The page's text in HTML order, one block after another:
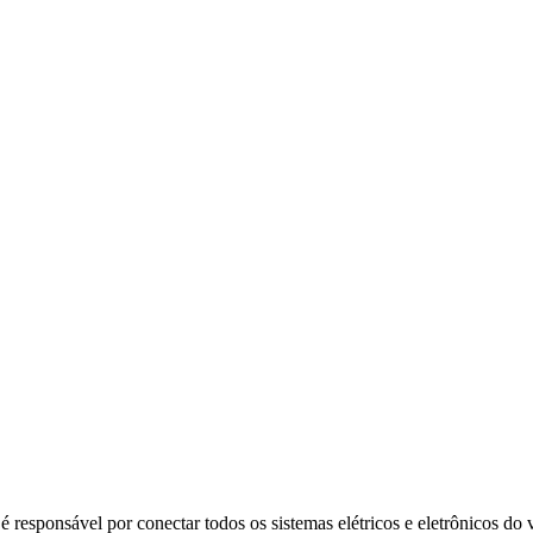
responsável por conectar todos os sistemas elétricos e eletrônicos